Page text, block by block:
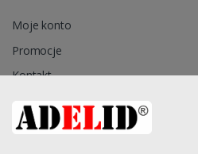
Moje konto
Promocje
Kontakt